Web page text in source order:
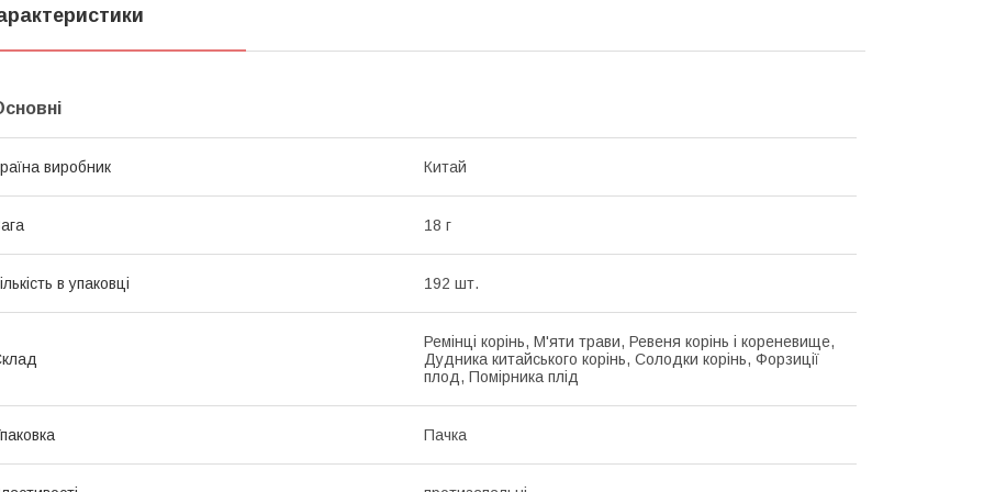
виробник Китай
18 г
в упаковці 192 шт.
Ремінці корінь, М'яти трави, Ревеня корінь і кореневище,
Дудника китайського корінь, Солодки корінь, Форзиції
плод, Помірника плід
Пачка